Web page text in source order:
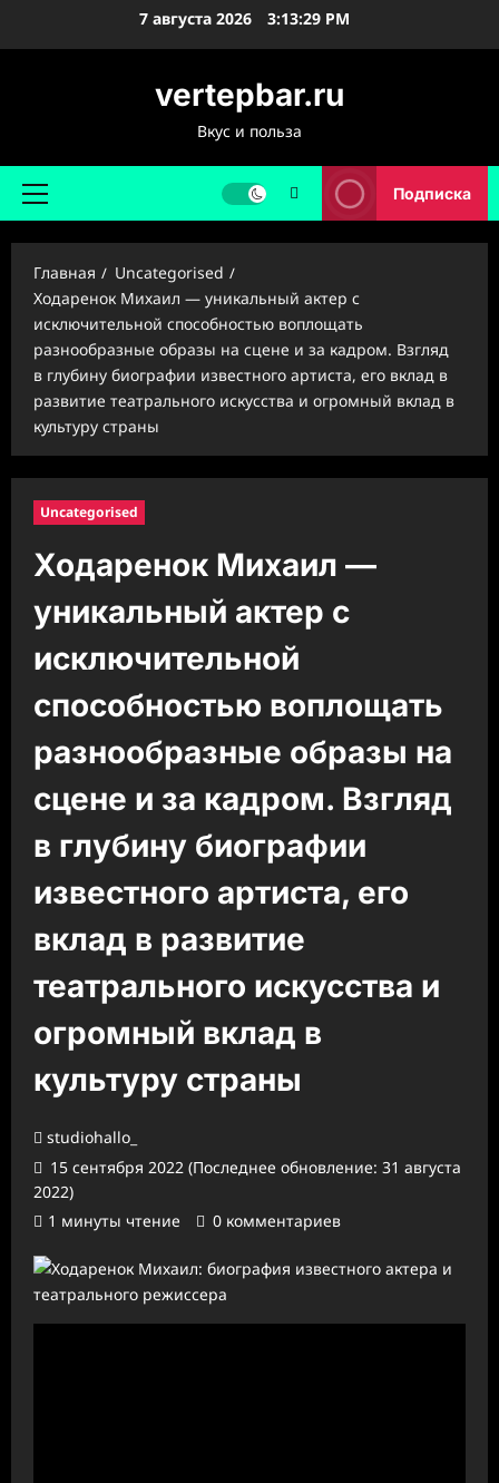
7 августа 2026 3:13:30 PM
vertepbar.ru
Вкус и польза
Основное
Подписка
Главная
Uncategorised
Ходаренок Михаил — уникальный актер с
исключительной способностью воплощать
разнообразные образы на сцене и за кадром. Взгляд
в глубину биографии известного артиста, его вклад в
развитие театрального искусства и огромный вклад в
культуру страны
Uncategorised
Ходаренок Михаил —
уникальный актер с
исключительной
способностью воплощать
разнообразные образы на
сцене и за кадром. Взгляд
в глубину биографии
известного артиста, его
вклад в развитие
театрального искусства и
огромный вклад в
культуру страны
studiohallo_
15 сентября 2022 (Последнее обновление: 31 августа
2022)
1 минуты чтение
0 комментариев